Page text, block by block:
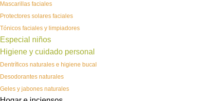
Mascarillas faciales
Protectores solares faciales
Tónicos faciales y limpiadores
Especial niños
Higiene y cuidado personal
Dentríficos naturales e higiene bucal
Desodorantes naturales
Geles y jabones naturales